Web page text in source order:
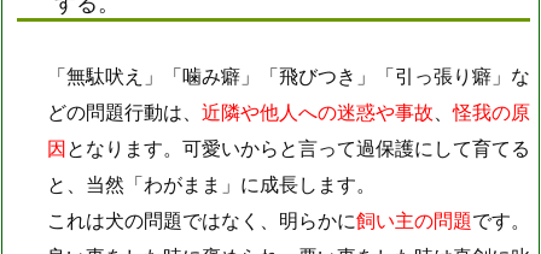
「無駄吠え」「噛み癖」「飛びつき」「引っ張り癖」な
どの問題行動は、 近隣や他人への迷惑や事故 、怪我の原
因となります。可愛いからと言って過保護にして育てる
と、当然「わがまま」に成長します。
これは犬の問題ではなく、明らかに飼い主の問題です。